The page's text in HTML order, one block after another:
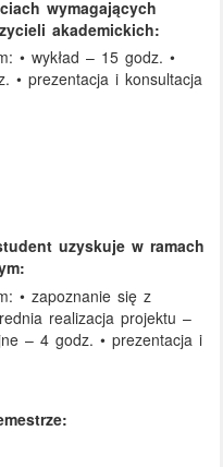
wymagających
akademickich:
• wykład – 15 godz. •
• prezentacja i konsultacja
uzyskuje w ramach
• zapoznanie się z
realizacja projektu –
– 4 godz. • prezentacja i